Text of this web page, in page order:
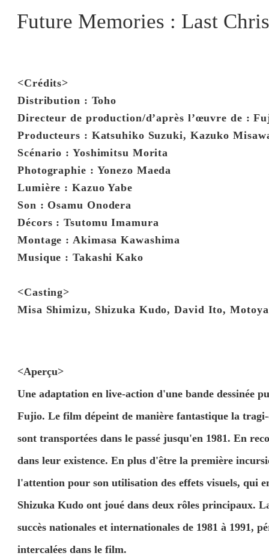
Future Memories : Last
<Crédits>
Distribution : Toho
Directeur de production/d’après l’œuvre de :
Producteurs : Katsuhiko Suzuki, Kazuko
Scénario : Yoshimitsu Morita
Photographie : Yonezo Maeda
Lumière : Kazuo Yabe
Son : Osamu Onodera
Décors : Tsutomu Imamura
Montage : Akimasa Kawashima
Musique : Takashi Kako
<Casting>
Misa Shimizu, Shizuka Kudo, David Ito,
<Aperçu>
Une adaptation en live-action d'une bande dessinée
Fujio. Le film dépeint de manière fantastique la
sont transportées dans le passé jusqu'en 1981. En
dans leur existence. En plus d'être la première
l'attention pour son utilisation des effets visuels, qui
Shizuka Kudo ont joué dans deux rôles principaux.
succès nationales et internationales de 1981 à 1991,
intercalées dans le film.